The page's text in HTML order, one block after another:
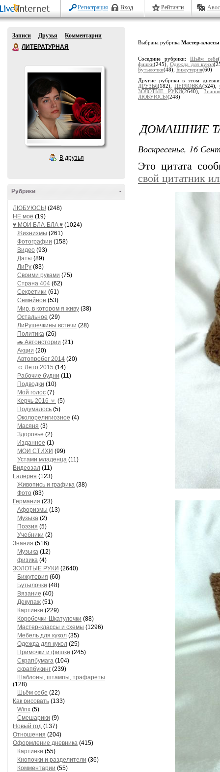
Регистрация Вход Рейтинги
Записи Друзья
Комментарии
ЛИТЕРАТУРНАЯ
В друзья
-
Рубрики
ЛЮБУЮСЬ! (248)
НЕ моё (19)
♥ МОИ БЛA-БЛA ♥ (1024)
Жизнизмы (261)
Фотографии (158)
Видео (93)
Даты (89)
ЛиРу (83)
Своими руками (75)
Страна 404 (62)
Секретики (61)
Семейное (53)
Мир, в котором я живу (38)
Остальное (29)
ЛиРушечкины встечи (28)
Политика (26)
🚗 Автоистории (21)
Акции (20)
Автопробег 2014 (20)
☺ Лето 2015 (14)
Рабочие будни (11)
Подводки (10)
Мой голос (7)
Керчь 2016 🔅 (5)
Подумалось (5)
Околорелигиозное (4)
Масяня (3)
Здоровье (2)
Изданное (1)
МОИ СТИХИ (99)
Устами младенца (11)
Видеозал (11)
Гaлерея (123)
Живопись и грaфикa (38)
Фото (83)
Гермaния (23)
Aфоризмы (13)
Музыкa (2)
Поэзия (5)
Учебники (2)
Знания (516)
Музыкa (12)
физика (4)
ЗОЛОТЫЕ РУКИ (2640)
Бижутерия (60)
Бутылочки (48)
Вязaние (40)
Декупaж (51)
Кaртинки (229)
Коробочки-Шкатулочки (88)
Мастер-классы и схемы (1296)
Мебель для кукол (35)
Одеждa для кукол (25)
Примочки и фишки (245)
Скрaпбумaгa (104)
скрапбукинг (239)
Шaблоны, штaмпы, трaфaреты
(128)
Шьём себе (22)
Как рисовать (133)
Winx (5)
Смешарики (9)
Новый год (137)
Отношения (204)
Оформление дневника (415)
Кaртинки (55)
Кнопочки и рaзделители (36)
Комментaрии (55)
Выбрана рубрика Мастер-
Соседние рубрики: Шьём себе
фишки(245),Одеждa для кукол
Бутылочки(48), Бижутерия(60)
Другие рубрики в этом
ДРУЗЬЯ(182),ПЕРЛОВКА(524),
ЗОЛОТЫЕ РУКИ(2640), Знания
ЛЮБУЮСЬ!(248)
ДОМАШНИЕ
Воскресенье, 16
Это цитата
свой цитатник